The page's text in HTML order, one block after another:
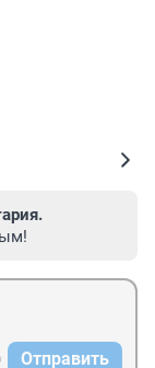
Отправить